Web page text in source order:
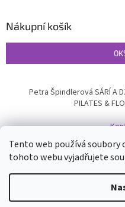
Tento web používá soubory
tohoto webu vyjadřujete
Nákupní košík
0
Petra Špindlerová SÁRÍ A
PILATES &